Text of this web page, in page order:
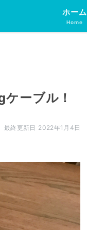
ホーム
Home
ーブル！
2022年1月4日